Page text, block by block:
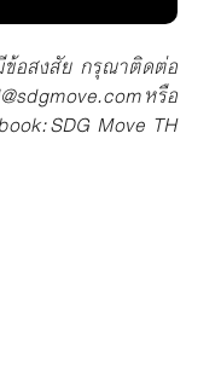
อสงสัย กรุณาติดต่อ
หรือ
SDG Move TH